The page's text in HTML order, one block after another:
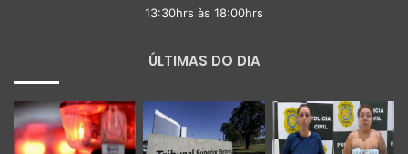
13:30hrs às 18:00hrs
ÚLTIMAS DO DIA